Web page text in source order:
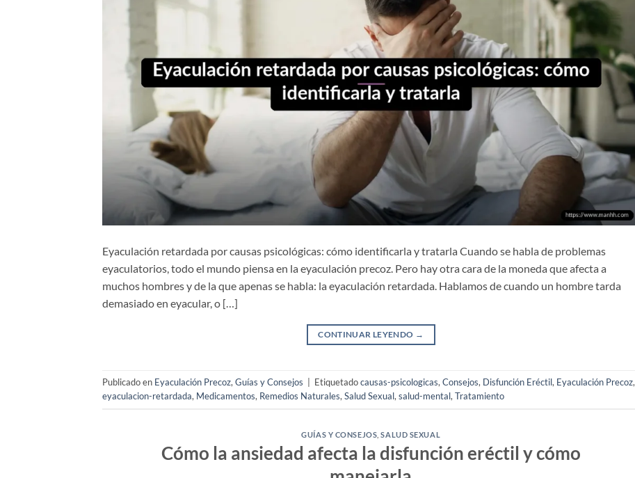
Eyaculación retardada por causas psicológicas: cómo identificarla y tratarla Cuando se habla de problemas
eyaculatorios, todo el mundo piensa en la eyaculación precoz. Pero hay otra cara de la moneda que afecta a
muchos hombres y de la que apenas se habla: la eyaculación retardada. Hablamos de cuando un hombre tarda
demasiado en eyacular, o […]
CONTINUAR LEYENDO →
Publicado en Eyaculación Precoz, Guías y Consejos Etiquetadocausas-psicologicas, Consejos, Disfunción Eréctil, Eyaculación Precoz,
eyaculacion-retardada, Medicamentos, Remedios Naturales, Salud Sexual, salud-mental, Tratamiento
GUÍAS Y CONSEJOS ,SALUD SEXUAL
Cómo la ansiedad afecta la disfunción eréctil y cómo